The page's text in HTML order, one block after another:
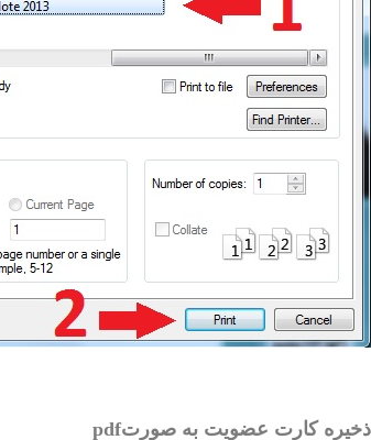
ذخیره کارت عضویت به صورتpdf